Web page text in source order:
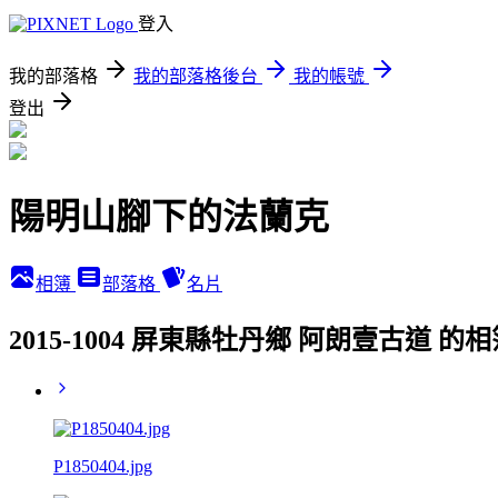
登入
我的部落格 我的部落格後台
我的帳號
登出
陽明山腳下的法蘭克
相簿 部落格 名片
2015-1004 屏東縣牡丹鄉 阿朗壹古道 的
P1850404.jpg